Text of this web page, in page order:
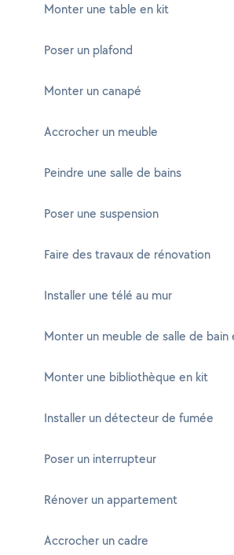
Monter une table en kit
Poser un plafond
Monter un canapé
Accrocher un meuble
Peindre une salle de bains
Poser une suspension
Faire des travaux de rénovation
Installer une télé au mur
Monter un meuble de salle de bain
Monter une bibliothèque en kit
Installer un détecteur de fumée
Poser un interrupteur
Rénover un appartement
Accrocher un cadre